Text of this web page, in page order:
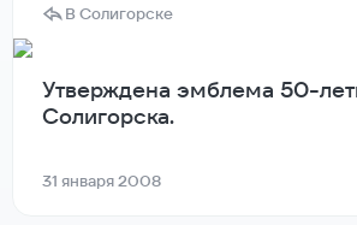
В Солигорске
Утверждена эмблема 50-
Солигорска.
31 января 2008